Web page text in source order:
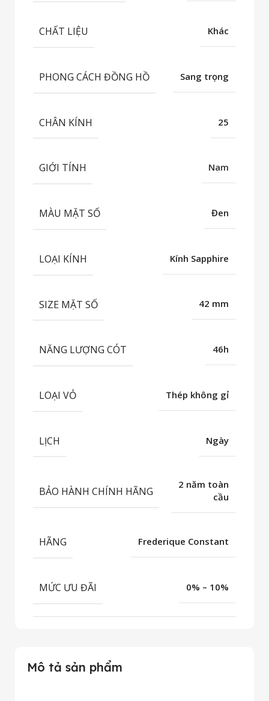
Mô tả sản phẩm
CHẤT LIỆU Khác
PHONG CÁCH ĐỒNG HỒ Sang trọng
CHÂN KÍNH 25
GIỚI TÍNH Nam
MÀU MẶT SỐ Đen
LOẠI KÍNH Kính Sapphire
SIZE MẶT SỐ 42 mm
NĂNG LƯỢNG CÓT 46h
LOẠI VỎ Thép không gỉ
LỊCH Ngày
BẢO HÀNH CHÍNH HÃNG
2 năm toàn
cầu
HÃNG Frederique Constant
MỨC ƯU ĐÃI 0% – 10%